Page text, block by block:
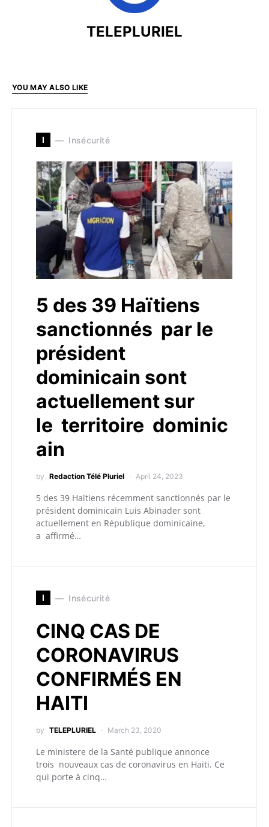
TELEPLURIEL
YOU MAY ALSO LIKE
I Insécurité
5 des 39 Haïtiens
sanctionnés par le
président
dominicain sont
actuellement sur
le territoire dominic
ain
by Redaction Télé Pluriel April 24, 2023
5 des 39 Haïtiens récemment sanctionnés par le
président dominicain Luis Abinader sont
actuellement en République dominicaine,
a affirmé…
I Insécurité
CINQ CAS DE
CORONAVIRUS
CONFIRMÉS EN
HAITI
by TELEPLURIEL March 23, 2020
Le ministere de la Santé publique annonce
trois nouveaux cas de coronavirus en Haiti. Ce
qui porte à cinq…